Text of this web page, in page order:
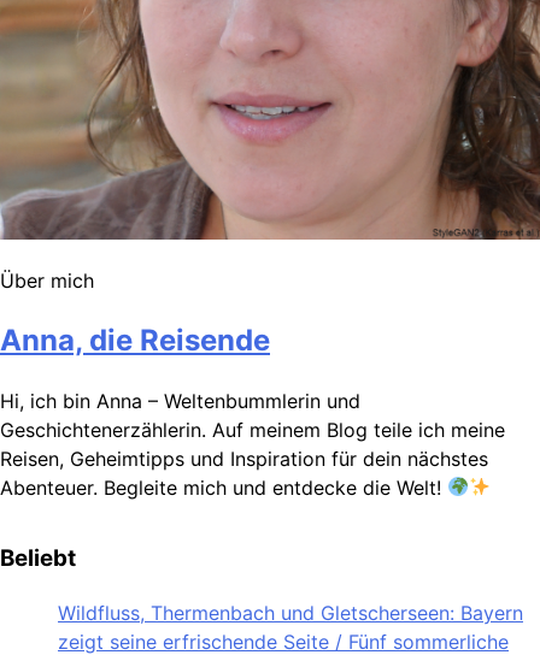
Über mich
Anna, die Reisende
Hi, ich bin Anna – Weltenbummlerin und
Geschichtenerzählerin. Auf meinem Blog teile ich meine
Reisen, Geheimtipps und Inspiration für dein nächstes
Abenteuer. Begleite mich und entdecke die Welt!
Beliebt
Wildfluss, Thermenbach und Gletscherseen: Bayern
zeigt seine erfrischende Seite / Fünf sommerliche